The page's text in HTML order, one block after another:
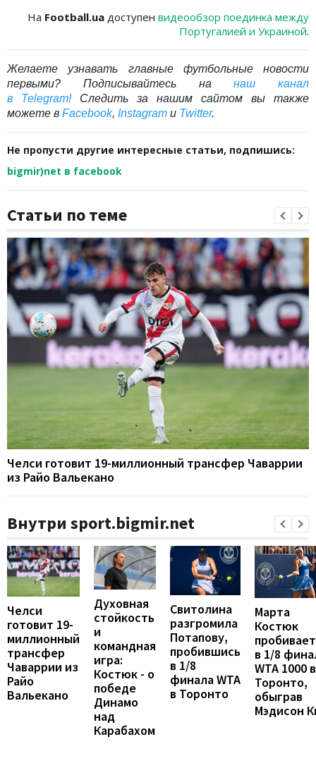
На Football.ua доступен видеообзор поединка между
Португалией и Украиной.
Желаете узнавать главные футбольные новости
первыми? Подписывайтесь нанаш канал
в Telegram!Следить за нашим сайтом вы также
можете в Facebook, Instagram и Twitter.
Не пропусти другие интересные статьи, подпишись:
bigmir)net в facebook
Статьи по теме
Челси готовит 19-миллионный трансфер Чаваррии
из Райо Вальекано
Внутри sport.bigmir.net
Челси
готовит 19-
миллионный
трансфер
Чаваррии из
Райо
Вальекано
Духовная
стойкость
и
командная
игра:
Костюк - о
победе
Динамо
над
Карабахом
Свитолина
разгромила
Потапову,
пробившись
в 1/8
финала WTA
в Торонто
Марта
Костюк
в 1/8
WTA 1000 в
Торонто,
обыграв
Мэдисон